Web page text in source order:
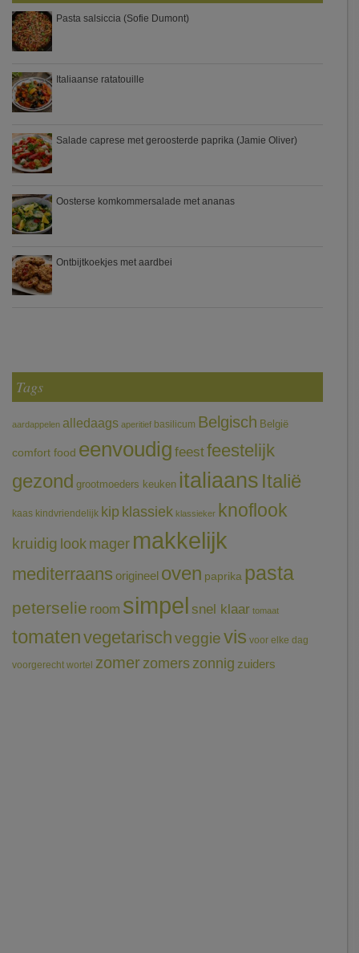
Pasta salsiccia (Sofie Dumont)
Italiaanse ratatouille
Salade caprese met geroosterde paprika (Jamie Oliver)
Oosterse komkommersalade met ananas
Ontbijtkoekjes met aardbei
Tags
aardappelen alledaags aperitief basilicum Belgisch België
comfort food eenvoudig feestfeestelijk
gezond grootmoeders keuken italiaans Italië
kaas kindvriendelijk kip klassiek klassieker knoflook
kruidig look mager makkelijk
mediterraans origineel oven paprika pasta
peterselie room simpel snel klaar tomaat
tomatenvegetarischveggievis voor elke dag
voorgerecht wortel zomerzomerszonnig zuiders